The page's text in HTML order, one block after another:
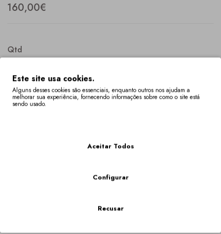
160,00€
Qtd
COMPRAR
Poderá verificar a disponibilidade do seu tamanho em "VER O CARRINHO DE
Este site usa cookies.
Alguns desses cookies são essenciais, enquanto outros nos ajudam a
melhorar sua experiência, fornecendo informações sobre como o site está
sendo usado.
Aceitar Todos
Configurar
Recusar